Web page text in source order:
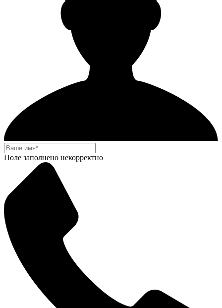
Поле заполнено некорректно